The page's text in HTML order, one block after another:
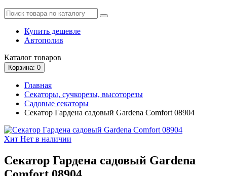
Купить дешевле
Автополив
Каталог товаров
Корзина: 0
Главная
Секаторы, сучкорезы, высоторезы
Садовые секаторы
Секатор Гардена садовый Gardena Comfort 08904
Хит Нет в наличии
Секатор Гардена садовый Gardena